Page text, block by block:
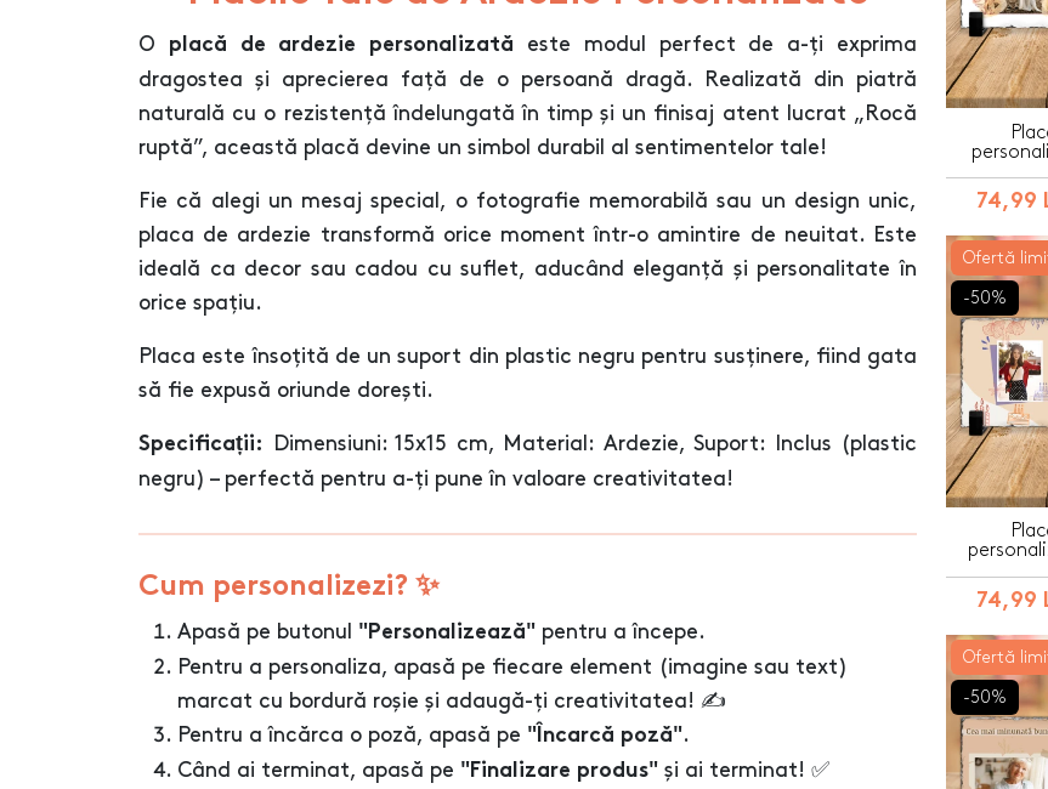
O placă de ardezie personalizată este modul perfect de a-ți exprima
dragostea și aprecierea față de o persoană dragă. Realizată din piatră
naturală cu o rezistență îndelungată în timp și un finisaj atent lucrat „Rocă
ruptă”, această placă devine un simbol durabil al sentimentelor tale!
Fie că alegi un mesaj special, o fotografie memorabilă sau un design unic,
placa de ardezie transformă orice moment într-o amintire de neuitat. Este
ideală ca decor sau cadou cu suflet, aducând eleganță și personalitate în
orice spațiu.
Placa este însoțită de un suport din plastic negru pentru susținere, fiind gata
să fie expusă oriunde dorești.
Specificații:
Dimensiuni: 15x15 cm, Material: Ardezie, Suport: Inclus (plastic
negru) – perfectă pentru a-ți pune în valoare creativitatea!
Cum personalizezi? ✨
Apasă pe butonul "Personalizează" pentru a începe.
Pentru a personaliza, apasă pe fiecare element (imagine sau text)
marcat cu bordură roșie și adaugă-ți creativitatea! ✍️
Pentru a încărca o poză, apasă pe "Încarcă poză".
Când ai terminat, apasă pe "Finalizare produs" și ai terminat! ✅
74,99
Ofertă
-50%
74,99
Ofertă
-50%